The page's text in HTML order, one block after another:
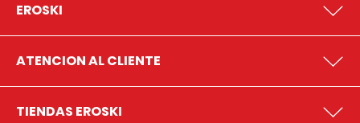
EROSKI
ATENCION AL CLIENTE
TIENDAS EROSKI